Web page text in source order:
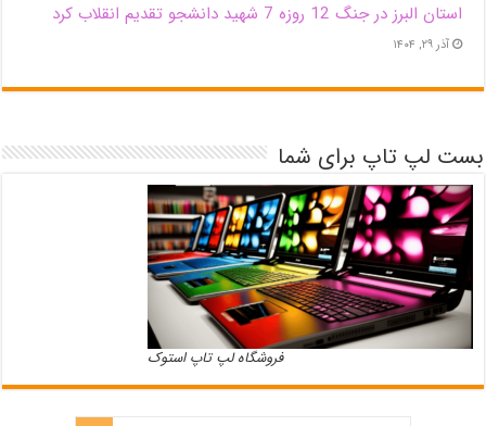
استان البرز در جنگ 12 روزه 7 شهید دانشجو تقدیم انقلاب کرد
آذر ۲۹, ۱۴۰۴
بست لپ تاپ برای شما
فروشگاه لپ تاپ استوک